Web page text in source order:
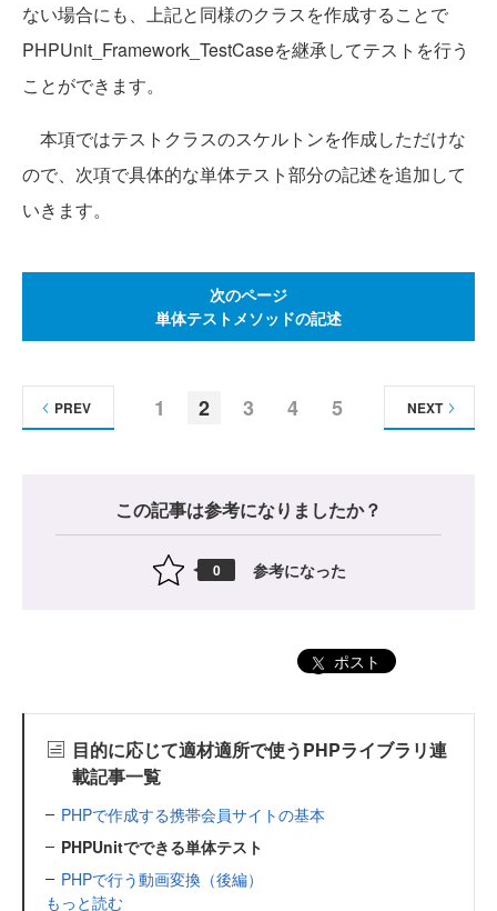
ない場合にも、上記と同様のクラスを作成することで
PHPUnit_Framework_TestCaseを継承してテストを行う
ことができます。
本項ではテストクラスのスケルトンを作成しただけな
ので、次項で具体的な単体テスト部分の記述を追加して
いきます。
次のページ
単体テストメソッドの記述
1 2 3 4 5
PREV NEXT
この記事は参考になりましたか？
0 参考になった
ポスト
目的に応じて適材適所で使うPHPライブラリ連
載記事一覧
PHPで作成する携帯会員サイトの基本
PHPUnitでできる単体テスト
PHPで行う動画変換（後編）
もっと読む